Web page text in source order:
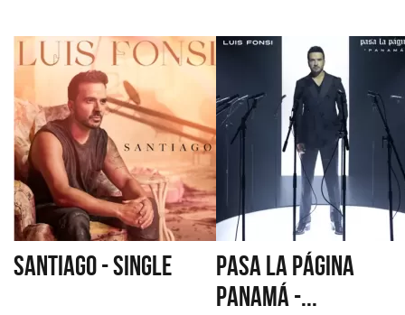
SANTIAGO - SINGLE
PASA LA PÁGINA
PANAMÁ -...